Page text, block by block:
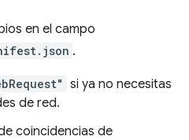
en el campo
.
si ya no necesitas
de red.
coincidencias de